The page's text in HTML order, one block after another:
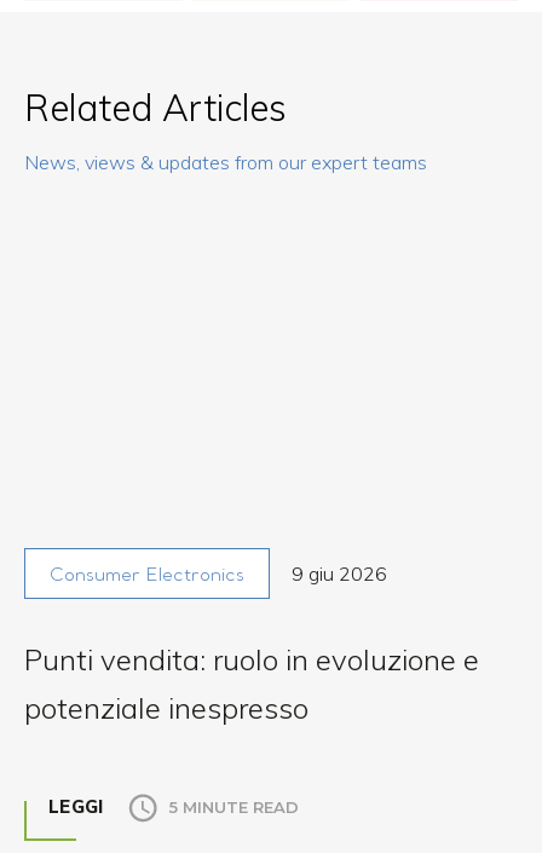
Related Articles
News, views & updates from our expert teams
Consumer Electronics 9 giu 2026
Punti vendita: ruolo in evoluzione e
potenziale inespresso
LEGGI 5 MINUTE READ